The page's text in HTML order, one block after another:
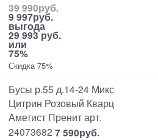
39 990руб.
9 997руб.
выгода
29 993 руб.
или
75%
Скидка 75%
Бусы р.55 д.14-24 Микс
Цитрин Розовый Кварц
Аметист Пренит арт.
24073682 7 590руб.